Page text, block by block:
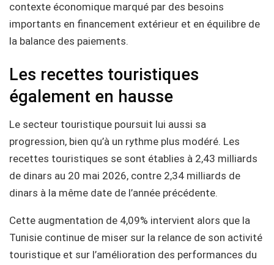
contexte économique marqué par des besoins
importants en financement extérieur et en équilibre de
la balance des paiements.
Les recettes touristiques
également en hausse
Le secteur touristique poursuit lui aussi sa
progression, bien qu’à un rythme plus modéré. Les
recettes touristiques se sont établies à 2,43 milliards
de dinars au 20 mai 2026, contre 2,34 milliards de
dinars à la même date de l’année précédente.
Cette augmentation de 4,09% intervient alors que la
Tunisie continue de miser sur la relance de son activité
touristique et sur l’amélioration des performances du